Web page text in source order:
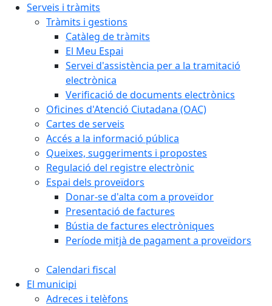
Serveis i tràmits
Tràmits i gestions
Catàleg de tràmits
El Meu Espai
Servei d'assistència per a la tramitació
electrònica
Verificació de documents electrònics
Oficines d'Atenció Ciutadana (OAC)
Cartes de serveis
Accés a la informació pública
Queixes, suggeriments i propostes
Regulació del registre electrònic
Espai dels proveïdors
Donar-se d'alta com a proveïdor
Presentació de factures
Bústia de factures electròniques
Període mitjà de pagament a proveïdors
Calendari fiscal
El municipi
Adreces i telèfons